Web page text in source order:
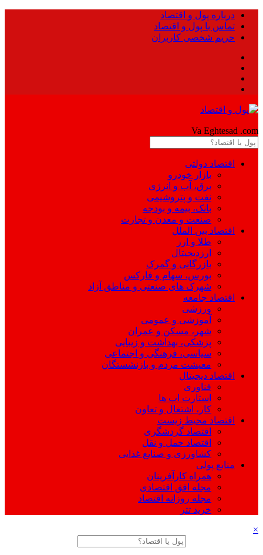
درباره پول و اقتصاد
تماس با پول و اقتصاد
حریم شخصی کاربران
Va Eghtesad .com
اقتصاد دولتی
بازار خودرو
برق، آب و انرژی
نفت و پتروشیمی
بانک، بیمه و بودجه
صنعت و معدن و تجارت
اقتصاد بین الملل
طلا و ارز
ارزدیجیتال
بازرگانی و گمرک
بورس، سهام و فارکس
شهرک های صنعتی و مناطق آزاد
اقتصاد جامعه
ورزشی
آموزشی و عمومی
شهر، مسکن و عمران
پزشکی، بهداشت و زیبایی
سیاسی، فرهنگی و اجتماعی
معیشت مردم و بازنشستگان
اقتصاد دیجیتال
فناوری
استارت اپ ها
کار، اشتغال و تعاون
اقتصاد محیط زیست
اقتصاد گردشگری
اقتصاد حمل و نقل
کشاورزی و صنایع غذایی
منابع پولی
همراه کارآفرینان
مجله افق اقتصادی
مجله روزانه اقتصاد
خرید تتر
×